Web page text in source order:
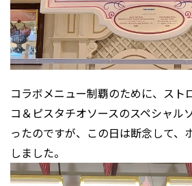
コラボメニュー制覇のために、スト
コ＆ピスタチオソースのスペシャル
ったのですが、この日は断念して、
しました。